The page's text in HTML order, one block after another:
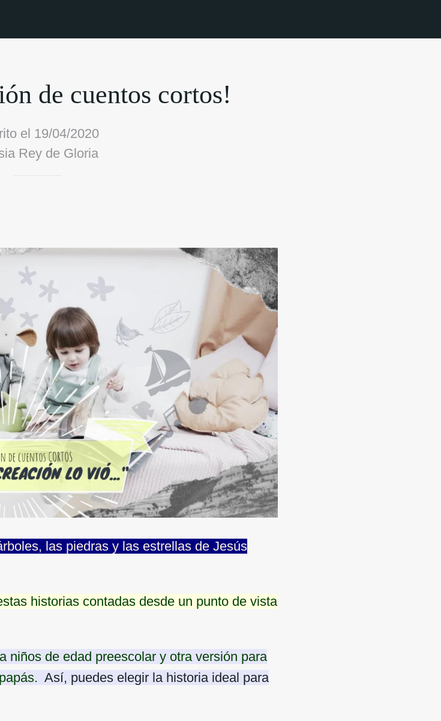
de cuentos cortos!
el 19/04/2020
Rey de Gloria
las piedras y las estrellas de Jesús
historias contadas desde un punto de vista
niños de edad preescolar y otra versión para
Así, puedes elegir la historia ideal para